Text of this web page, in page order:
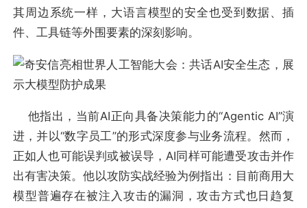
其周边系统一样，大语言模型的安全也受到数据、插
件、工具链等外围要素的深刻影响。
他指出，当前AI正向具备决策能力的“Agentic AI”演
进，并以“数字员工”的形式深度参与业务流程。然而，
正如人也可能误判或被误导，AI同样可能遭受攻击并作
出有害决策。他以攻防实战经验为例指出：目前商用大
模型普遍存在被注入攻击的漏洞，攻击方式也日趋复